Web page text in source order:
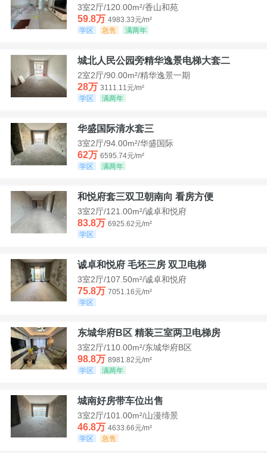
3室2厅/120.00m²/香山和苑
59.8万 4983.33元/m²
学区
急售 满两年
城北人民公园旁精华逸景电梯大套二
2室2厅/90.00m²/精华逸景一期
28万 3111.11元/m²
学区
满两年
华盛国际清水套三
3室2厅/94.00m²/华盛国际
62万 6595.74元/m²
学区
满两年
和悦府套三双卫朝南向 看房方便
3室2厅/121.00m²/诚卓和悦府
83.8万 6925.62元/m²
学区
诚卓和悦府 毛坯三房 双卫电梯
3室2厅/107.50m²/诚卓和悦府
75.8万 7051.16元/m²
学区
东城华府B区 精装三室两卫电梯房
3室2厅/110.00m²/东城华府B区
98.8万 8981.82元/m²
学区
满两年
城南好房带车位出售
3室2厅/101.00m²/山漫缔景
46.8万 4633.66元/m²
学区
急售